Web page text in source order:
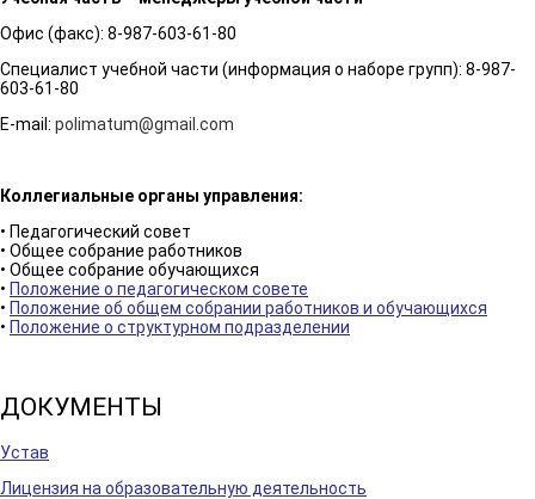
Офис (факс): 8-987-603-61-80
Специалист учебной части (информация о наборе групп): 8-987-
603-61-80
E-mail: polimatum@gmail.com
Коллегиальные органы управления:
• Педагогический совет
• Общее собрание работников
• Общее собрание обучающихся
• Положение о педагогическом совете
• Положение об общем собрании работников и обучающихся
• Положение о структурном подразделении
ДОКУМЕНТЫ
Устав
Лицензия на образовательную деятельность